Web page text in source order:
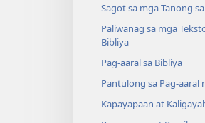
Sagot sa mga Tanong
Paliwanag sa mga
Bibliya
Pag-aaral sa Bibliya
Pantulong sa Pag-aaral
Kapayapaan at